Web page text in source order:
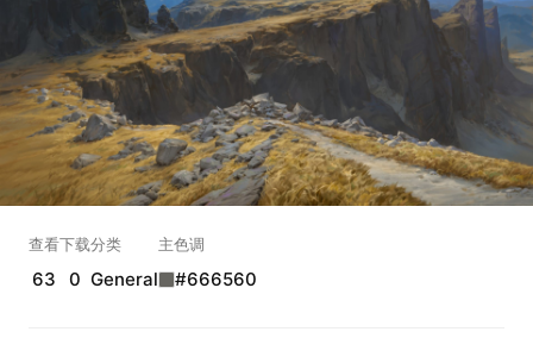
查看
63
下载
0
分类
General
主色调
#666560
发布
未知设备
在主题许可下可免费使用
信息
实时弹幕
正在生成支付二维码...